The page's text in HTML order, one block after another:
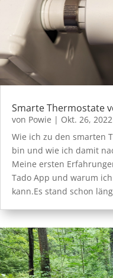
Smarte Thermostate
von Powie | Okt. 26, 2022
Wie ich zu den smarten
bin und wie ich damit
Meine ersten
Tado App und warum
kann.Es stand schon